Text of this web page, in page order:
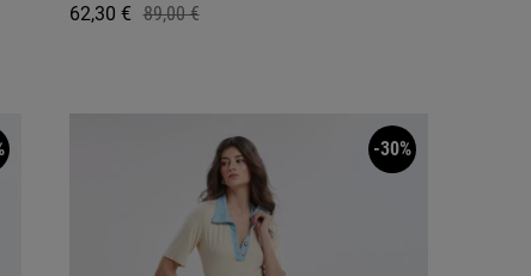
62,30 € 89,00 €
-30%